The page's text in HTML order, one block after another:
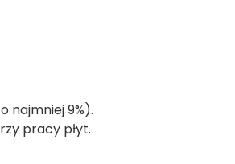
najmniej 9%).
pracy płyt.